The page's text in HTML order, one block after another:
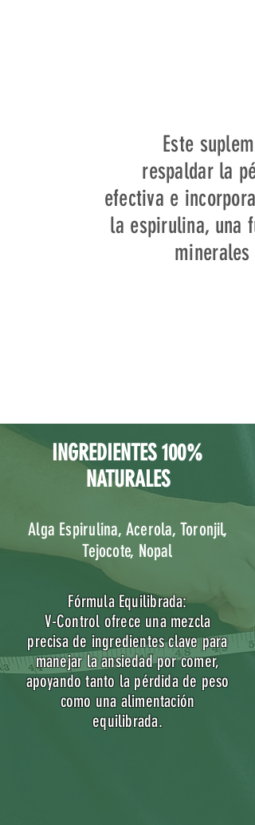
Este
respaldar la
efectiva e
la espirulina, una
INGREDIENTES 100%
NATURALES
Alga Espirulina, Acerola, Toronjil,
Tejocote, Nopal
Fórmula Equilibrada:
V-Control ofrece una mezcla
precisa de ingredientes clave para
manejar la ansiedad por comer,
apoyando tanto la pérdida de peso
como una alimentación
equilibrada.